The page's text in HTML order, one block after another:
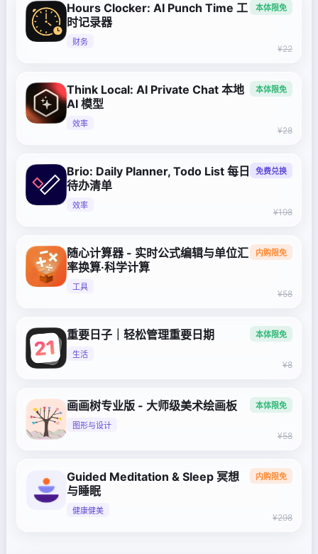
Hours Clocker: AI Punch Time 工
时记录器
财务
本体限免
¥22
Think Local: AI Private Chat 本地
AI 模型
效率
本体限免
¥28
Brio: Daily Planner, Todo List 每日
待办清单
效率
免费兑换
¥198
随心计算器 - 实时公式编辑与单位汇
率换算·科学计算
工具
内购限免
¥58
重要日子｜轻松管理重要日期
生活
本体限免
¥8
画画树专业版 - 大师级美术绘画板
图形与设计
本体限免
¥58
Guided Meditation & Sleep 冥想
与睡眠
健康健美
内购限免
¥298